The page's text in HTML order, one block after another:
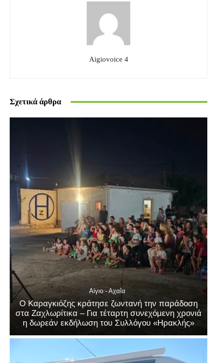
Aigiovoice 4
Σχετικά άρθρα
Αίγιο - Αχαΐα
Ο Καραγκιόζης κράτησε ζωντανή την παράδοση
στα Ζαχλωρίτικα – Για τέταρτη συνεχόμενη χρονιά
η δωρεάν εκδήλωση του Συλλόγου «Ηρακλής»